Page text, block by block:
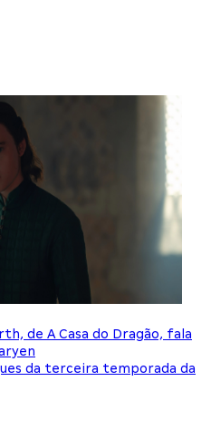
de A Casa do Dragão, fala
da terceira temporada da